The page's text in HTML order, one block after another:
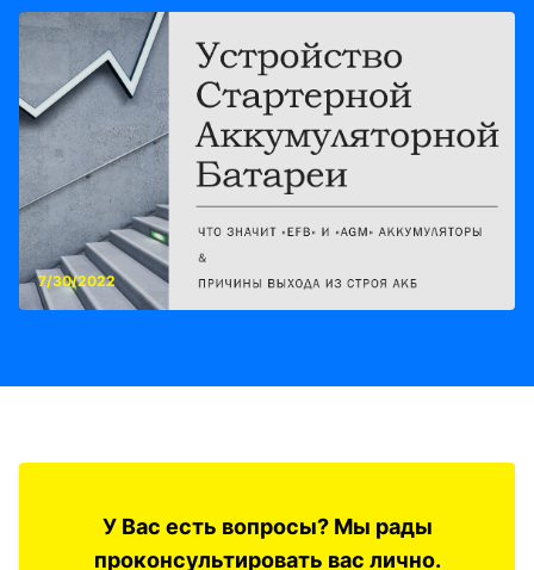
7/30/2022
У Вас есть вопросы? Мы рады
проконсультировать вас лично.